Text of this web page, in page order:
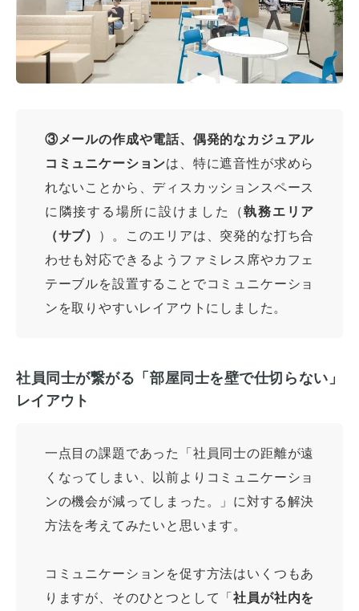
③メールの作成や電話、偶発的なカジュアル
コミュニケーションは、特に遮音性が求めら
れないことから、ディスカッションスペース
に隣接する場所に設けました（執務エリア
（サブ） ）。このエリアは、突発的な打ち合
わせも対応できるようファミレス席やカフェ
テーブルを設置することでコミュニケーショ
ンを取りやすいレイアウトにしました。
社員同士が繋がる「部屋同士を壁で仕切らない」
レイアウト
一点目の課題であった「社員同士の距離が遠
くなってしまい、以前よりコミュニケーショ
ンの機会が減ってしまった。」に対する解決
方法を考えてみたいと思います。
コミュニケーションを促す方法はいくつもあ
りますが、そのひとつとして「社員が社内を